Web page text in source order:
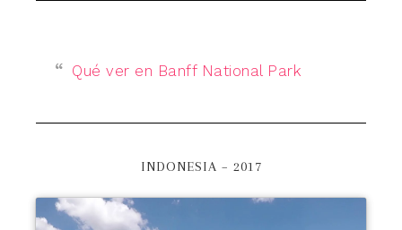
Qué ver en Banff National Park
INDONESIA – 2017